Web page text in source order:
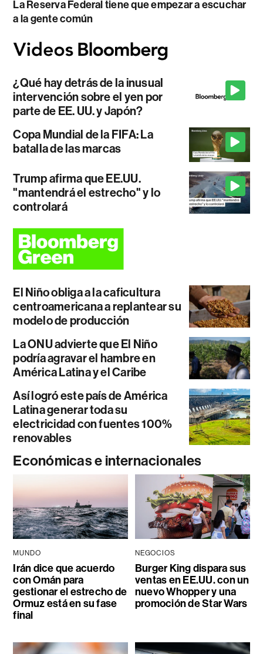
La Reserva Federal tiene que empezar a escuchar
a la gente común
¿Qué hay detrás de la inusual
intervención sobre el yen por
parte de EE. UU. y Japón?
Copa Mundial de la FIFA: La
batalla de las marcas
Trump afirma que EE.UU.
"mantendrá el estrecho" y lo
controlará
El Niño obliga a la caficultura
centroamericana a replantear su
modelo de producción
La ONU advierte que El Niño
podría agravar el hambre en
América Latina y el Caribe
Así logró este país de América
Latina generar toda su
electricidad con fuentes 100%
renovables
Económicas e internacionales
MUNDO
Irán dice que acuerdo
con Omán para
gestionar el estrecho de
Ormuz está en su fase
final
NEGOCIOS
Burger King dispara sus
ventas en EE.UU. con un
nuevo Whopper y una
promoción de Star Wars